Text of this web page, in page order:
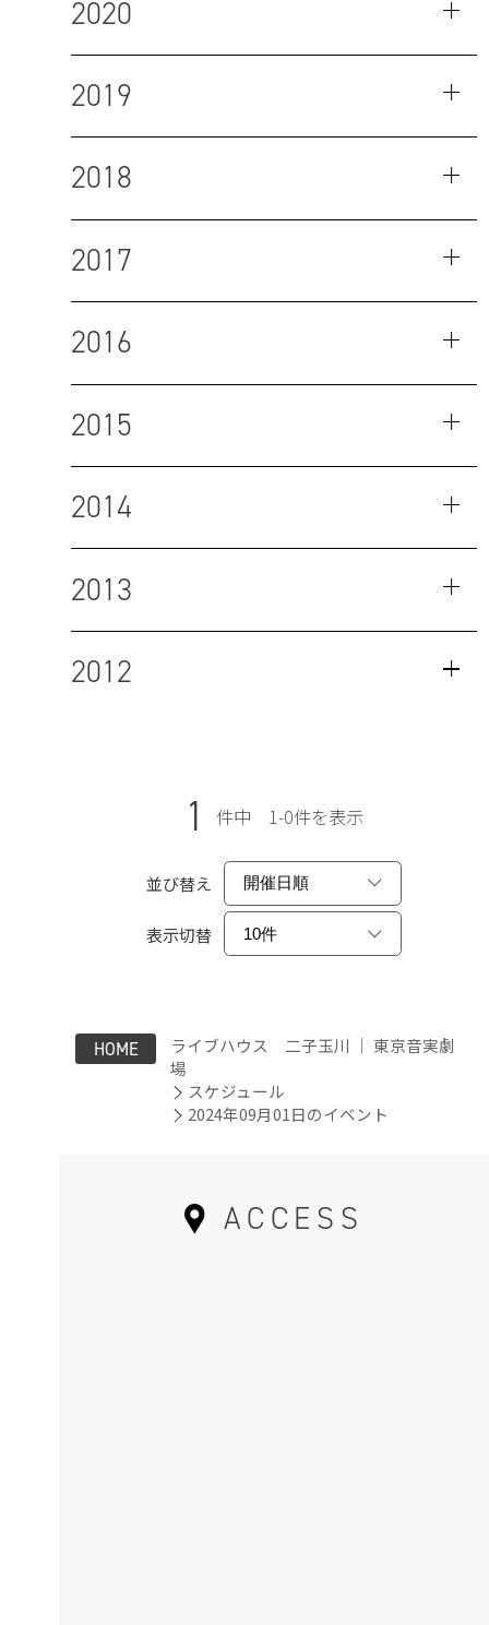
2020
2019
2018
2017
2016
2015
2014
2013
2012
1 件中 1-0件を表示
並び替え
表示切替
HOME
ライブハウス 二子玉川 ｜ 東京音実劇
場
スケジュール
2024年09月01日のイベント
ACCESS